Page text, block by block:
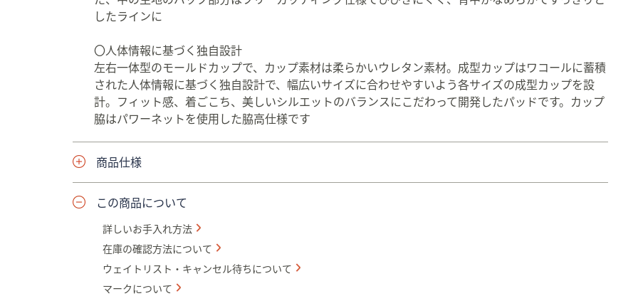
したラインに
〇人体情報に基づく独自設計
左右一体型のモールドカップで、カップ素材は柔らかいウレタン素材。成型カップはワコールに蓄積
された人体情報に基づく独自設計で、幅広いサイズに合わせやすいよう各サイズの成型カップを設
計。フィット感、着ごこち、美しいシルエットのバランスにこだわって開発したパッドです。カップ
脇はパワーネットを使用した脇高仕様です
商品仕様
この商品について
詳しいお手入れ方法
在庫の確認方法について
ウェイトリスト・キャンセル待ちについて
マークについて